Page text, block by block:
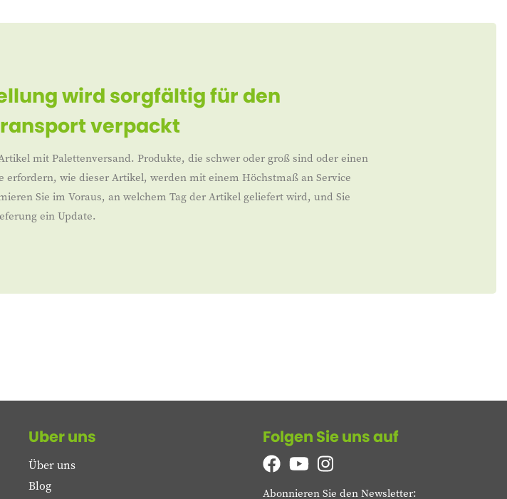
wird sorgfältig für den
verpackt
mit Palettenversand. Produkte, die schwer oder groß sind oder einen
erfordern, wie dieser Artikel, werden mit einem Höchstmaß an Service
Sie im Voraus, an welchem Tag der Artikel geliefert wird, und Sie
ein Update.
Uber uns
Über uns
Blog
Folgen Sie uns auf
Abonnieren Sie den Newsletter: